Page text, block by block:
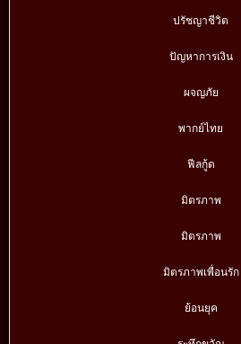
ปรัชญาชีวิต
ปัญหาการเงิน
ผจญภัย
พากย์ไทย
ฟีลกู้ด
มิตรภาพ
มิตรภาพ
มิตรภาพเพื่อนรัก
ย้อนยุค